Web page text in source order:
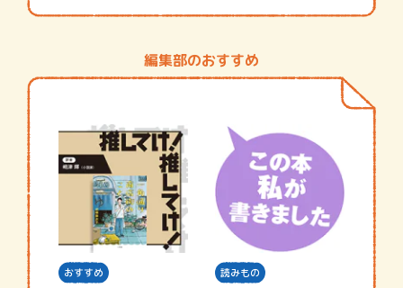
編集部のおすすめ
おすすめ 読みもの